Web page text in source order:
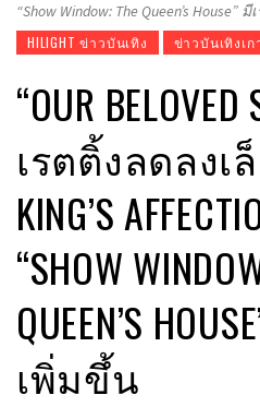
“Show Window: The Queen’s House”
HILIGHT ข่าวบันเทิง ข่าวบันเทิงเก
“OUR
เรตติ้งลดลงเ
KING’S
“SHOW
QUEEN’S
เพิ่มขึ้น